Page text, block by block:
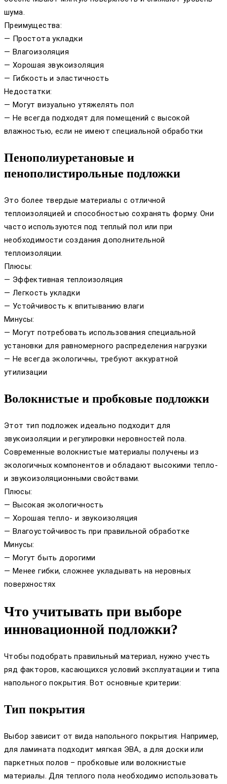
шума.
Преимущества:
— Простота укладки
— Влагоизоляция
— Хорошая звукоизоляция
— Гибкость и эластичность
Недостатки:
— Могут визуально утяжелять пол
— Не всегда подходят для помещений с высокой
влажностью, если не имеют специальной обработки
Пенополиуретановые и
пенополистирольные подложки
Это более твердые материалы с отличной
теплоизоляцией и способностью сохранять форму. Они
часто используются под теплый пол или при
необходимости создания дополнительной
теплоизоляции.
Плюсы:
— Эффективная теплоизоляция
— Легкость укладки
— Устойчивость к впитыванию влаги
Минусы:
— Могут потребовать использования специальной
установки для равномерного распределения нагрузки
— Не всегда экологичны, требуют аккуратной
утилизации
Волокнистые и пробковые подложки
Этот тип подложек идеально подходит для
звукоизоляции и регулировки неровностей пола.
Современные волокнистые материалы получены из
экологичных компонентов и обладают высокими тепло-
и звукоизоляционными свойствами.
Плюсы:
— Высокая экологичность
— Хорошая тепло- и звукоизоляция
— Влагоустойчивость при правильной обработке
Минусы:
— Могут быть дорогими
— Менее гибки, сложнее укладывать на неровных
поверхностях
Что учитывать при выборе
инновационной подложки?
Чтобы подобрать правильный материал, нужно учесть
ряд факторов, касающихся условий эксплуатации и типа
напольного покрытия. Вот основные критерии:
Тип покрытия
Выбор зависит от вида напольного покрытия. Например,
для ламината подходит мягкая ЭВА, а для доски или
паркетных полов – пробковые или волокнистые
материалы. Для теплого пола необходимо использовать